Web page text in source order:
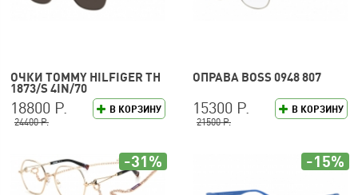
ОЧКИ TOMMY HILFIGER TH
1873/S 4IN/70
В КОРЗИНУ
18800 Р.
24400 Р.
ОПРАВА BOSS 0948 807
В КОРЗИНУ
15300 Р.
21500 Р.
-31% -15%